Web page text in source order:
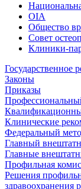
OIA
Общество
Совет
Клиники-
Государственное
Законы
Приказы
Клинические
Федеральный
Главный
Главные
Профильная
Решения
здравоохранения